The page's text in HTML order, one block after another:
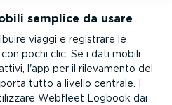
semplice da usare
viaggi e registrare le
pochi clic. Se i dati mobili
l'app per il rilevamento del
tutto a livello centrale. I
Webfleet Logbook dai